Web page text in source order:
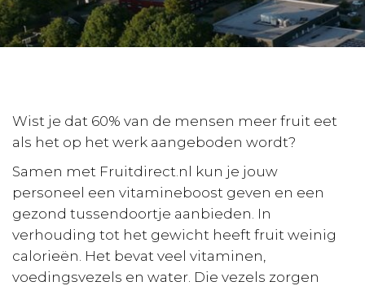
Wist je dat 60% van de mensen meer fruit eet
als het op het werk aangeboden wordt?
Samen met Fruitdirect.nl kun je jouw
personeel een vitamineboost geven en een
gezond tussendoortje aanbieden. In
verhouding tot het gewicht heeft fruit weinig
calorieën. Het bevat veel vitaminen,
voedingsvezels en water. Die vezels zorgen